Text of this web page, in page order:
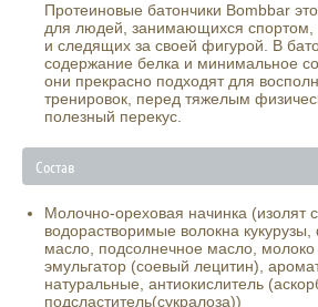
Протеиновые батончики Bombbar
для людей, занимающихся спортом,
и следящих за своей фигурой. В
содержание белка и минимальное
они прекрасно подходят для
тренировок, перед тяжелым
полезный перекус.
Состав
Молочно-ореховая начинка (изолят
водорастворимые волокна кукурузы,
масло, подсолнечное масло,
эмульгатор (соевый лецитин),
натуральные, антиокислитель
подсластитель(сукралоза))